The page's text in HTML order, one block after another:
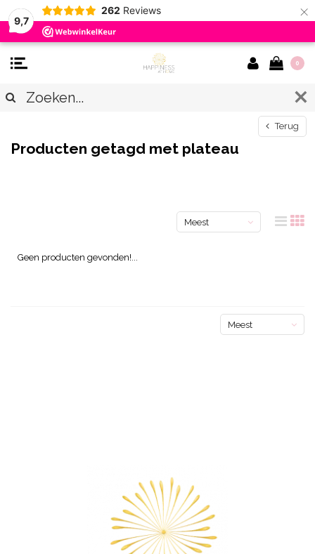
9,7
262 Reviews ×
0
Terug
Producten getagd met plateau
Meest
Geen producten gevonden!...
Meest